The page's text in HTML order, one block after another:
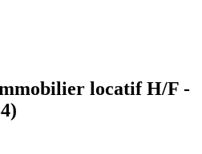
locatif H/F -